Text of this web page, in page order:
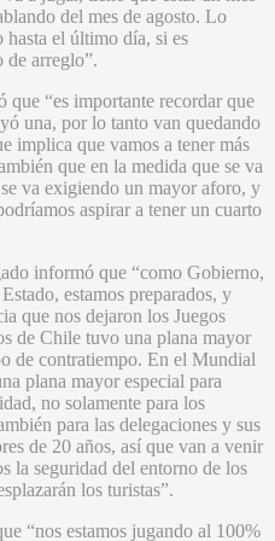
del mes de agosto. Lo
hasta el último día, si es
de arreglo”.
que “es importante recordar que
una, por lo tanto van quedando
implica que vamos a tener más
que en la medida que se va
va exigiendo un mayor aforo, y
aspirar a tener un cuarto
informó que “como Gobierno,
estamos preparados, y
que nos dejaron los Juegos
de Chile tuvo una plana mayor
de contratiempo. En el Mundial
plana mayor especial para
no solamente para los
para las delegaciones y sus
de 20 años, así que van a venir
la seguridad del entorno de los
los turistas”.
“nos estamos jugando al 100%